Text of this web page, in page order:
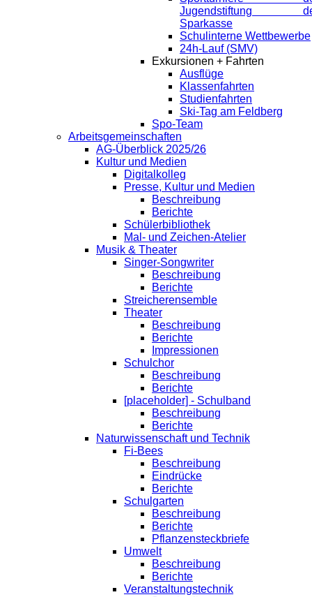
Jugendstiftung
Sparkasse
Schulinterne Wettbewerbe
24h-Lauf (SMV)
Exkursionen + Fahrten
Ausflüge
Klassenfahrten
Studienfahrten
Ski-Tag am Feldberg
Spo-Team
Arbeitsgemeinschaften
AG-Überblick 2025/26
Kultur und Medien
Digitalkolleg
Presse, Kultur und Medien
Beschreibung
Berichte
Schülerbibliothek
Mal- und Zeichen-Atelier
Musik & Theater
Singer-Songwriter
Beschreibung
Berichte
Streicherensemble
Theater
Beschreibung
Berichte
Impressionen
Schulchor
Beschreibung
Berichte
[placeholder] - Schulband
Beschreibung
Berichte
Naturwissenschaft und Technik
Fi-Bees
Beschreibung
Eindrücke
Berichte
Schulgarten
Beschreibung
Berichte
Pflanzensteckbriefe
Umwelt
Beschreibung
Berichte
Veranstaltungstechnik